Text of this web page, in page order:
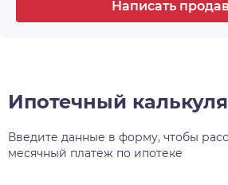
недвижимости Новосибирска.
Написать
Ипотечный
Введите данные в форму, чтобы
месячный платеж по ипотеке